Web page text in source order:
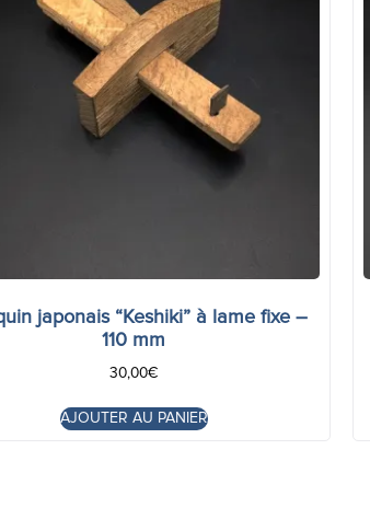
japonais “Keshiki” à lame fixe –
110 mm
30,00€
AJOUTER AU PANIER